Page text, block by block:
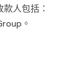
人包括：
。